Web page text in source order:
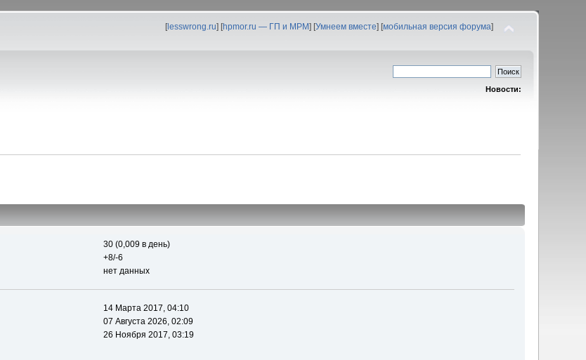
[lesswrong.ru] [hpmor.ru — ГП и МРМ] [Умнеем вместе] [мобильная версия форума]
Новости:
30 (0,009 в день)
+8/-6
нет данных
14 Марта 2017, 04:10
07 Августа 2026, 02:09
26 Ноября 2017, 03:19